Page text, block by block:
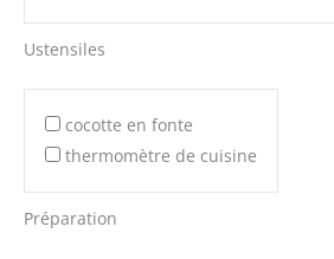
Ustensiles
cocotte en fonte
thermomètre de cuisine
Préparation